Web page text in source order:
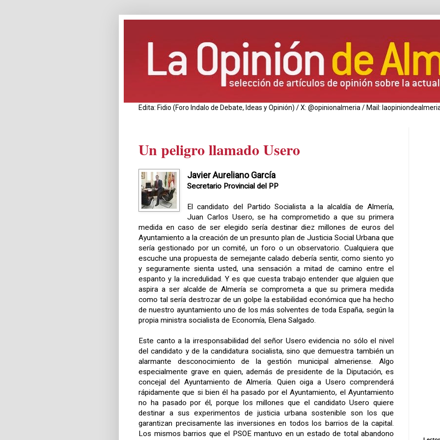
Edita: Fidio (Foro Indalo de Debate, Ideas y Opinión) / X: @opinionalmeria / Mail:
Un peligro llamado Usero
Javier Aureliano García
Secretario Provincial del PP
El candidato del Partido Socialista a la alcaldía de Almería,
Juan Carlos Usero, se ha comprometido a que su primera
medida en caso de ser elegido sería destinar diez millones de euros del
Ayuntamiento a la creación de un presunto plan de Justicia Social Urbana que
sería gestionado por un comité, un foro o un observatorio. Cualquiera que
escuche una propuesta de semejante calado debería sentir, como siento yo
y seguramente sienta usted, una sensación a mitad de camino entre el
espanto y la incredulidad. Y es que cuesta trabajo entender que alguien que
aspira a ser alcalde de Almería se comprometa a que su primera medida
como tal sería destrozar de un golpe la estabilidad económica que ha hecho
de nuestro ayuntamiento uno de los más solventes de toda España, según la
propia ministra socialista de Economía, Elena Salgado.
Este canto a la irresponsabilidad del señor Usero evidencia no sólo el nivel
del candidato y de la candidatura socialista, sino que demuestra también un
alarmante desconocimiento de la gestión municipal almeriense. Algo
especialmente grave en quien, además de presidente de la Diputación, es
concejal del Ayuntamiento de Almería. Quien oiga a Usero comprenderá
rápidamente que si bien él ha pasado por el Ayuntamiento, el Ayuntamiento
no ha pasado por él, porque los millones que el candidato Usero quiere
destinar a sus experimentos de justicia urbana sostenible son los que
garantizan precisamente las inversiones en todos los barrios de la capital.
Los mismos barrios que el PSOE mantuvo en un estado de total abandono